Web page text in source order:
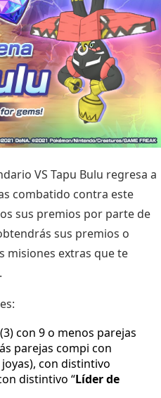
VS Tapu Bulu regresa a
combatido contra este
sus premios por parte de
sus premios o
misiones extras que te
.
con 9 o menos parejas
parejas compi con
joyas), con distintivo
distintivo “Líder de